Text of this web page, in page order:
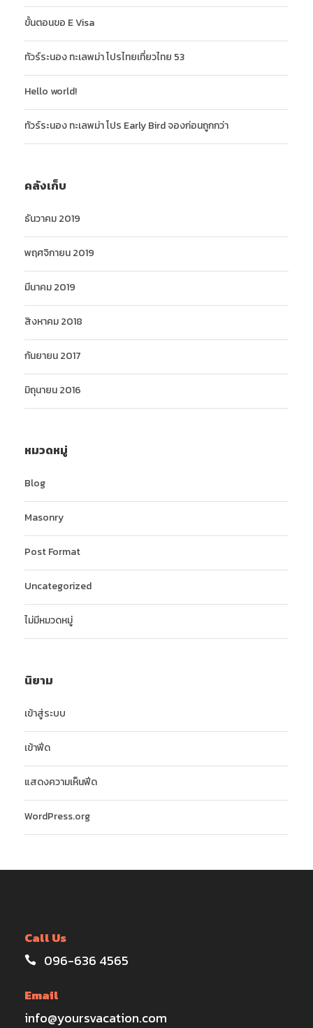
ขั้นตอนขอ E Visa
ทัวร์ระนอง ทะเลพม่า โปรไทยเที่ยวไทย 53
Hello world!
ทัวร์ระนอง ทะเลพม่า โปร Early Bird จองก่อนถูกกว่า
คลังเก็บ
ธันวาคม 2019
พฤศจิกายน 2019
มีนาคม 2019
สิงหาคม 2018
กันยายน 2017
มิถุนายน 2016
หมวดหมู่
Blog
Masonry
Post Format
Uncategorized
ไม่มีหมวดหมู่
นิยาม
เข้าสู่ระบบ
เข้าฟีด
แสดงความเห็นฟีด
WordPress.org
Call Us
096-636 4565
Email
info@yoursvacation.com